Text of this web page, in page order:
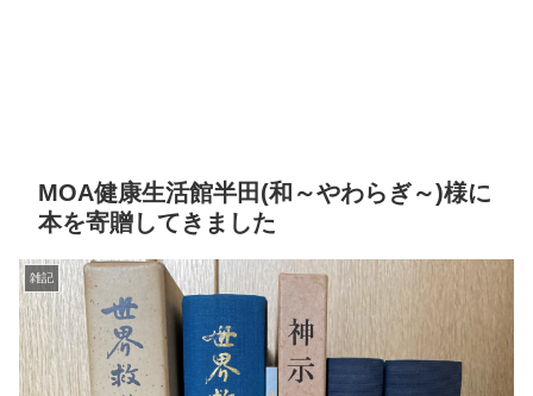
MOA健康生活館半田(和～やわらぎ～)様に
本を寄贈してきました
雑記